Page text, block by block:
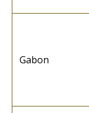
Gabon